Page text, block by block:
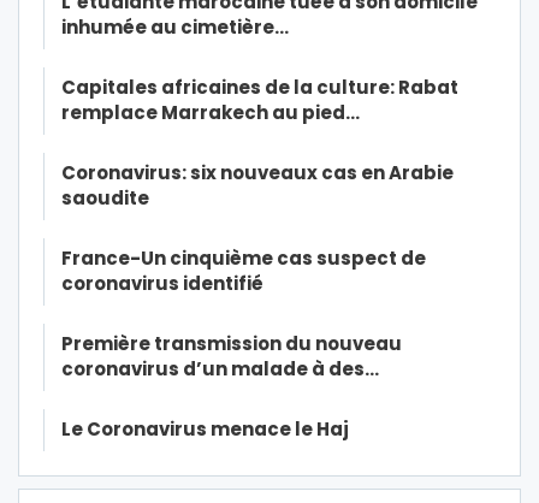
inhumée au cimetière…
Capitales africaines de la culture: Rabat
remplace Marrakech au pied…
Coronavirus: six nouveaux cas en Arabie
saoudite
France-Un cinquième cas suspect de
coronavirus identifié
Première transmission du nouveau
coronavirus d’un malade à des…
Le Coronavirus menace le Haj